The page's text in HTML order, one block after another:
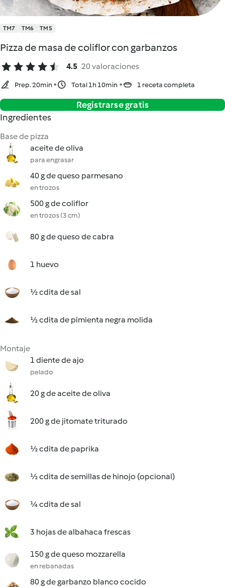
TM7 TM6 TM5
Pizza de masa de coliflor con garbanzos
4.5 20 valoraciones
Prep. 20min Total 1h 10min 1 receta completa
Registrarse gratis
Ingredientes
Base de pizza
aceite de oliva
para engrasar
40 g de queso parmesano
en trozos
500 g de coliflor
en trozos (3 cm)
80 g de queso de cabra
1 huevo
½ cdita de sal
½ cdita de pimienta negra molida
Montaje
1 diente de ajo
pelado
20 g de aceite de oliva
200 g de jitomate triturado
½ cdita de paprika
½ cdita de semillas de hinojo (opcional)
¼ cdita de sal
3 hojas de albahaca frescas
150 g de queso mozzarella
en rebanadas
80 g de garbanzo blanco cocido